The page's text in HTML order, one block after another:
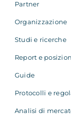
Partner
Organizzazione
Studi e ricerche
Report e
Guide
Protocolli e
Analisi di